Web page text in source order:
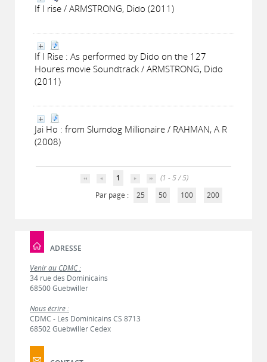
If I rise / ARMSTRONG, Dido (2011)
If I Rise : As performed by Dido on the 127
Houres movie Soundtrack / ARMSTRONG, Dido
(2011)
Jai Ho : from Slumdog Millionaire / RAHMAN, A R
(2008)
1
(1 - 5 / 5)
Par page :
25 50 100 200
ADRESSE
Venir au CDMC :
34 rue des Dominicains
68500 Guebwiller
Nous écrire :
CDMC - Les Dominicains CS 8713
68502 Guebwiller Cedex